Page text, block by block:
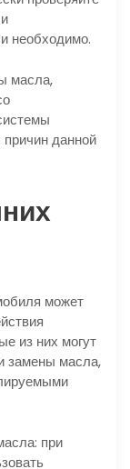
необходимо.
масла,
данной
может
из них могут
замены масла,
при